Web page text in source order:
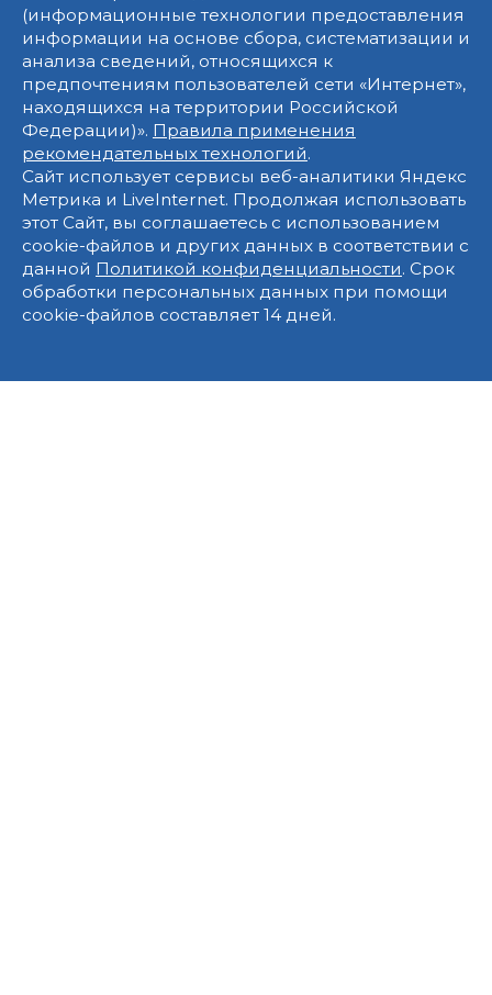
(информационные технологии предоставления
информации на основе сбора, систематизации и
анализа сведений, относящихся к
предпочтениям пользователей сети «Интернет»,
находящихся на территории Российской
Федерации)». Правила применения
рекомендательных технологий.
Сайт использует сервисы веб-аналитики Яндекс
Метрика и LiveInternet. Продолжая использовать
этот Сайт, вы соглашаетесь с использованием
cookie-файлов и других данных в соответствии с
данной Политикой конфиденциальности. Срок
обработки персональных данных при помощи
cookie-файлов составляет 14 дней.